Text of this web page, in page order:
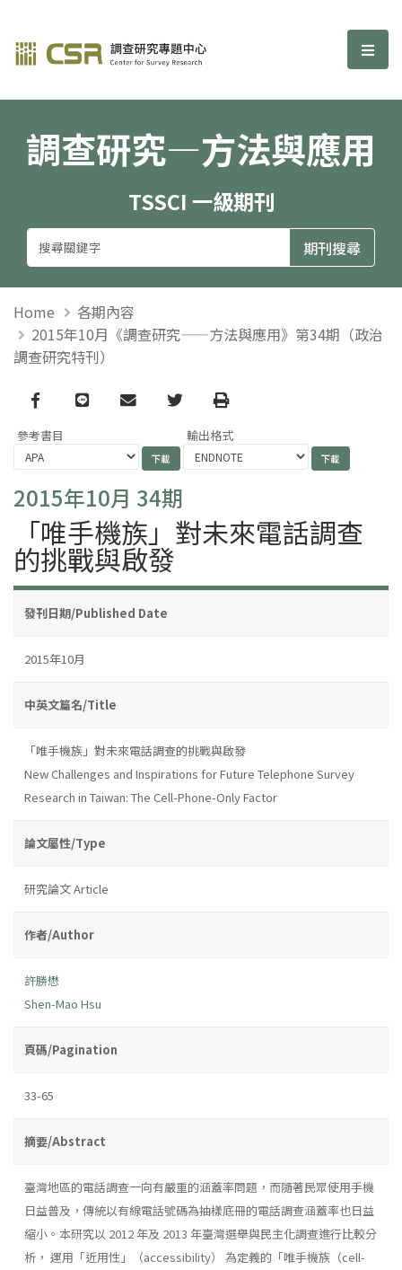
調查研究—方法與應用期刊 選
調查研究—方法與應用
TSSCI 一級期刊
Home
各期內容
2015年10月《調查研究——方法與應用》第34期（政治
調查研究特刊）
Facebook
line email TwitterPrint
參考書目 輸出格式
2015年10月 34期
「唯手機族」對未來電話調查
的挑戰與啟發
發刊日期/Published Date
2015年10月
中英文篇名/Title
「唯手機族」對未來電話調查的挑戰與啟發
New Challenges and Inspirations for Future Telephone Survey
Research in Taiwan: The Cell-Phone-Only Factor
論文屬性/Type
研究論文 Article
作者/Author
許勝懋
Shen-Mao Hsu
頁碼/Pagination
33-65
摘要/Abstract
臺灣地區的電話調查一向有嚴重的涵蓋率問題，而隨著民眾使用手機
日益普及，傳統以有線電話號碼為抽樣底冊的電話調查涵蓋率也日益
縮小。本研究以 2012 年及 2013 年臺灣選舉與民主化調查進行比較分
析， 運用「近用性」（accessibility） 為定義的「唯手機族（cell-